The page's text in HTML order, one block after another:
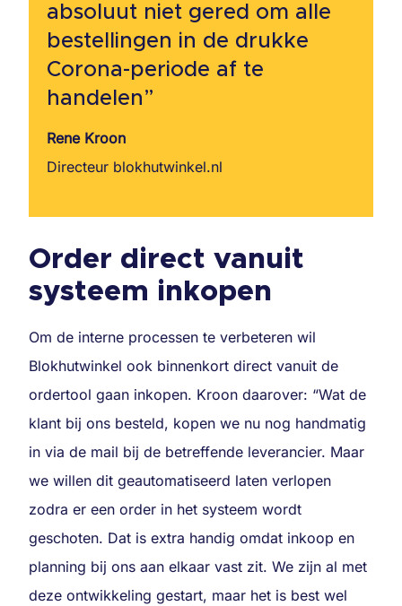
absoluut niet gered om alle
bestellingen in de drukke
Corona-periode af te
handelen”
Rene Kroon
Directeur blokhutwinkel.nl
Order direct vanuit
systeem inkopen
Om de interne processen te verbeteren wil
Blokhutwinkel ook binnenkort direct vanuit de
ordertool gaan inkopen. Kroon daarover: “Wat de
klant bij ons besteld, kopen we nu nog handmatig
in via de mail bij de betreffende leverancier. Maar
we willen dit geautomatiseerd laten verlopen
zodra er een order in het systeem wordt
geschoten. Dat is extra handig omdat inkoop en
planning bij ons aan elkaar vast zit. We zijn al met
deze ontwikkeling gestart, maar het is best wel